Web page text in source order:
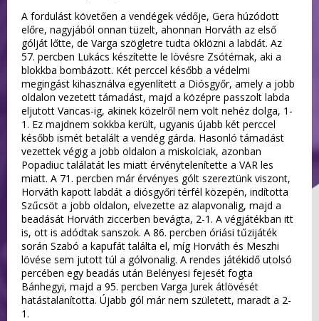
A fordulást követően a vendégek védője, Gera húzódott
előre, nagyjából onnan tüzelt, ahonnan Horváth az első
gólját lőtte, de Varga szögletre tudta öklözni a labdát. Az
57. percben Lukács készítette le lövésre Zsótérnak, aki a
blokkba bombázott. Két perccel később a védelmi
megingást kihasználva egyenlített a Diósgyőr, amely a jobb
oldalon vezetett támadást, majd a középre passzolt labda
eljutott Vancas-ig, akinek közelről nem volt nehéz dolga, 1-
1. Ez majdnem sokkba került, ugyanis újabb két perccel
később ismét betalált a vendég gárda. Hasonló támadást
vezettek végig a jobb oldalon a miskolciak, azonban
Popadiuc találatát les miatt érvénytelenítette a VAR les
miatt. A 71. percben már érvényes gólt szereztünk viszont,
Horváth kapott labdát a diósgyőri térfél közepén, indította
Szűcsöt a jobb oldalon, elvezette az alapvonalig, majd a
beadását Horváth ziccerben bevágta, 2-1. A végjátékban itt
is, ott is adódtak sanszok. A 86. percben óriási tűzijáték
során Szabó a kapufát találta el, míg Horváth és Meszhi
lövése sem jutott túl a gólvonalig. A rendes játékidő utolsó
percében egy beadás után Belényesi fejesét fogta
Bánhegyi, majd a 95. percben Varga Jurek átlövését
hatástalanította. Újabb gól már nem született, maradt a 2-
1.